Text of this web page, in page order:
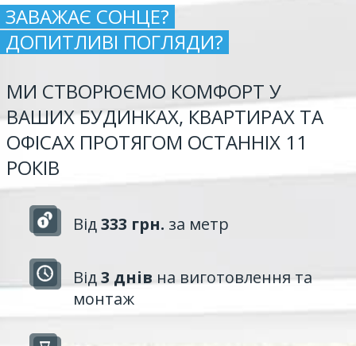
ЗАВАЖАЄ СОНЦЕ?
ДОПИТЛИВІ ПОГЛЯДИ?
МИ СТВОРЮЄМО КОМФОРТ У
ВАШИХ БУДИНКАХ, КВАРТИРАХ ТА
ОФІСАХ ПРОТЯГОМ ОСТАННІХ 11
РОКІВ
Від333 грн. за метр
Від3 днів на виготовлення та
монтаж